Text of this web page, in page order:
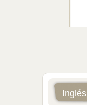
Inglés